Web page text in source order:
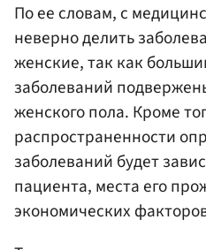
По ее словам, с
неверно делить
женские, так как
заболеваний
женского пола. Кроме
распространенности
заболеваний будет
пациента, места его
экономических